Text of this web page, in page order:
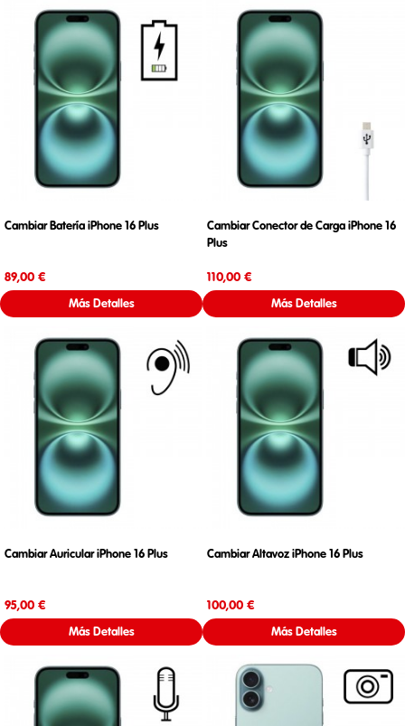
Cambiar Batería iPhone 16 Plus
89,00 €
Más Detalles
Cambiar Conector de Carga iPhone 16
Plus
110,00 €
Más Detalles
Cambiar Auricular iPhone 16 Plus
95,00 €
Más Detalles
Cambiar Altavoz iPhone 16 Plus
100,00 €
Más Detalles